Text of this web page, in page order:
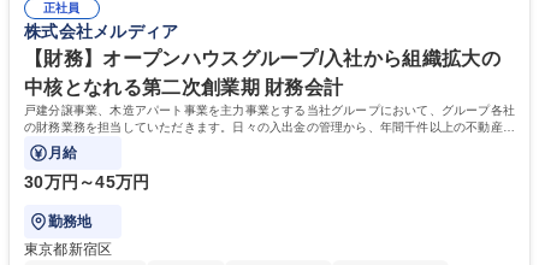
備えた圧倒的商品力を武器に、不動産のプロとしてお客様の理想の住まい
探しをサポートする仕事です。 募集職種 【東京/営業】人に寄り添う経験
が武器に！プライム上場Gのデザイン住宅を提案
意見をぶつけ合う環境だからこそ、他職種の専門知識も自然と身に付きま
す。医療・福祉業界で培った「相手のニーズをじっくり聞く力」や「人に
寄り添うホスピタリティ」は、一生に一度の住まいを提案する仲介営業で
最大の武器になります。プライム上場Gの安定基盤のもとで挑戦したい方
を歓迎します。 学歴・資格 学歴：大学院 大学 高専 短大 専修学校 高校 語
学力： 資格：第一種運転免許普通自動車
正社員
株式会社メルディア
【財務】オープンハウスグループ/入社から組織拡大の
中核となれる第二次創業期 財務会計
戸建分譲事業、木造アパート事業を主力事業とする当社グループにおいて、グループ各社
の財務業務を担当していただきます。日々の入出金の管理から、年間千件以上の不動産売
買管理、数億円～数十億円の資金調達
月給
30万円～45万円
勤務地
東京都新宿区